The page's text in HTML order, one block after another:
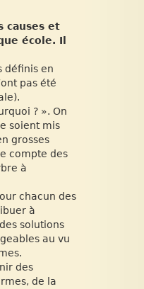
causes et
école. Il
définis en
pas été
? ». On
soient mis
grosses
compte des
à
chacun des
à
solutions
au vu
des
de la